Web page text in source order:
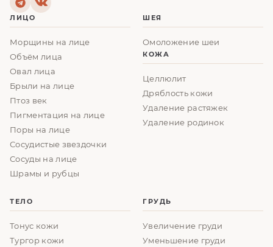
ЛИЦО
Морщины на лице
Объём лица
Овал лица
Брыли на лице
Птоз век
Пигментация на лице
Поры на лице
Сосудистые звездочки
Сосуды на лице
Шрамы и рубцы
ШЕЯ
Омоложение шеи
КОЖА
Целлюлит
Дряблость кожи
Удаление растяжек
Удаление родинок
ТЕЛО
Тонус кожи
Тургор кожи
ГРУДЬ
Увеличение груди
Уменьшение груди